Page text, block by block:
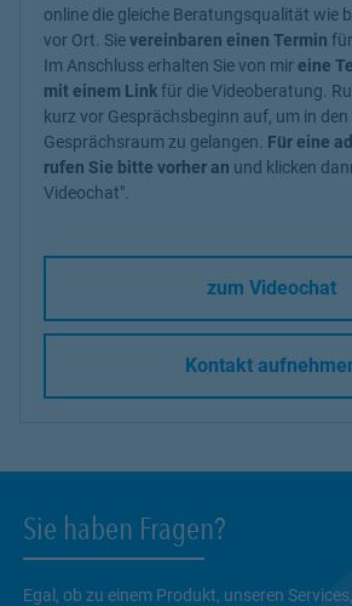
online die gleiche Beratungsqualität wie
vor Ort. Sievereinbaren einen Termin
Im Anschluss erhalten Sie von mireine
mit einem Linkfür die Videoberatung.
kurz vor Gesprächsbeginn auf, um in
Gesprächsraum zu gelangen. Für eine
rufen Sie bitte vorher an und klicken
Videochat".
zum Videochat
Kontakt
Sie haben Fragen?
Egal, ob zu einem Produkt, unseren